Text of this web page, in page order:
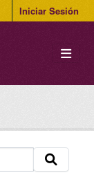
Iniciar Sesión